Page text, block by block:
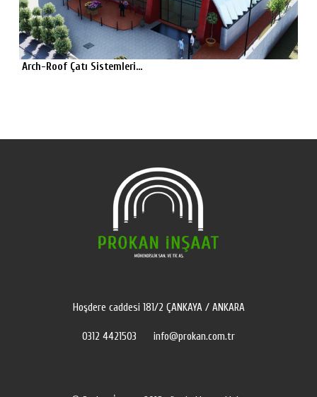
Arch-Roof Çatı Sistemleri...
Hoşdere caddesi 181/2 ÇANKAYA / ANKARA
0312 4421503 info@prokan.com.tr